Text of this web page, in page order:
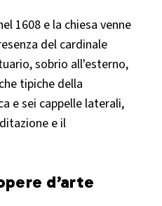
1608 e la chiesa venne
del cardinale
sobrio all'esterno,
tipiche della
e sei cappelle laterali,
e il
d’arte